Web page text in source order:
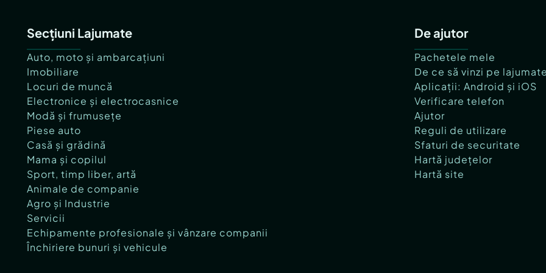
Secțiuni Lajumate
Auto, moto și ambarcațiuni
Imobiliare
Locuri de muncă
Electronice și electrocasnice
Modă și frumusețe
Piese auto
Casă și grădină
Mama și copilul
Sport, timp liber, artă
Animale de companie
Agro și Industrie
Servicii
Echipamente profesionale și vânzare companii
Închiriere bunuri și vehicule
De ajutor
Pachetele mele
De ce să vinzi pe
Aplicații: Android și iOS
Verificare telefon
Ajutor
Reguli de utilizare
Sfaturi de securitate
Hartă județelor
Hartă site